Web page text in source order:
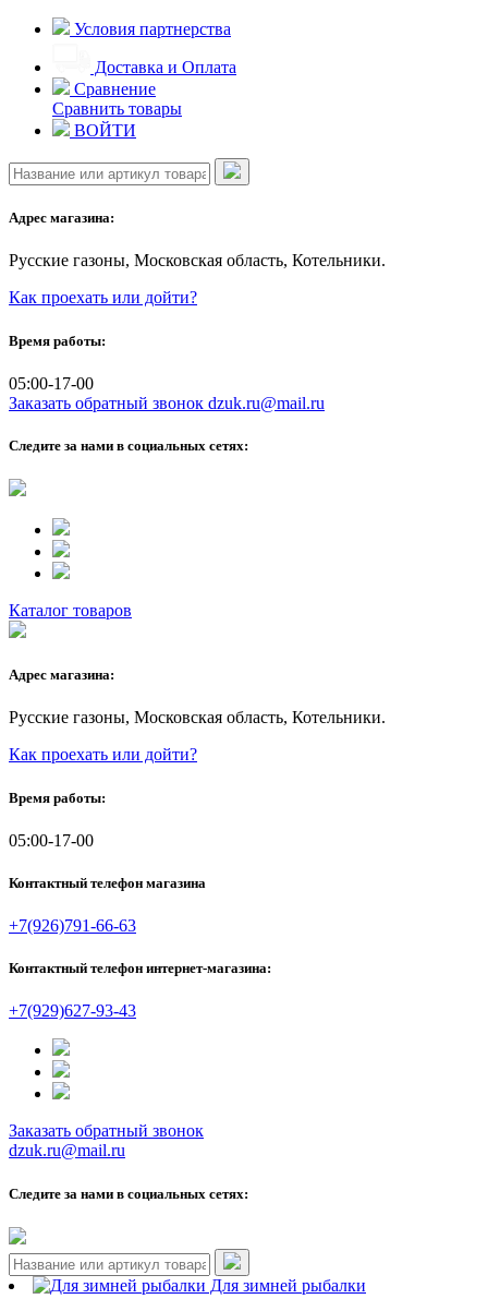
Skip
content
Условия партнерства
Доставка и Оплата
Сравнение
Сравнить товары
ВОЙТИ
Адрес магазина:
Русские газоны, Московская область, Котельники.
Как проехать или дойти?
Время работы:
05:00-17-00
Заказать обратный звонок dzuk.ru@mail.ru
Следите за нами в социальных сетях:
Каталог товаров
Адрес магазина:
Русские газоны, Московская область, Котельники.
Как проехать или дойти?
Время работы:
05:00-17-00
Контактный телефон магазина
+7(926)791-66-63
Контактный телефон интернет-магазина:
+7(929)627-93-43
Заказать обратный звонок
dzuk.ru@mail.ru
Следите за нами в социальных сетях:
Для зимней рыбалки